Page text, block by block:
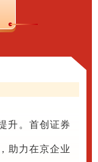
升。首创证券
助力在京企业